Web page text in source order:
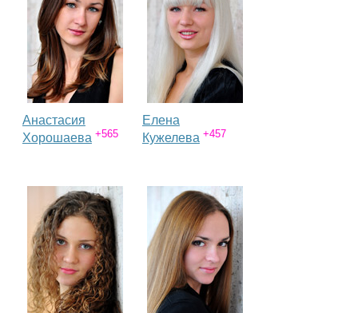
Анастасия
Хорошаева +565
Елена
Кужелева +457